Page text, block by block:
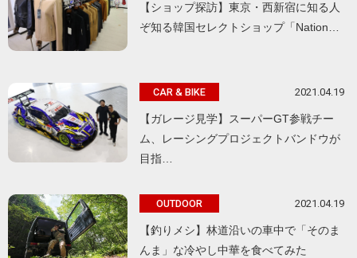
【ショップ探訪】東京・西新宿に知る人
ぞ知る韓国セレクトショップ「Nation…
CAR & BIKE 2021.04.19
【ガレージ見学】スーパーGT参戦チー
ム、レーシングプロジェクトバンドウが
目指…
OUTDOOR 2021.04.19
【釣りメシ】林道沿いの車中で「そのま
んま」な冷やし中華を食べてみた